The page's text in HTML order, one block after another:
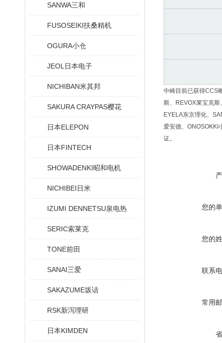
SANWA三和
FUSOSEIKI扶桑精机
OGURA小仓
JEOL日本电子
NICHIBAN米其邦
SAKURA CRAYPAS樱花
日本ELEPON
日本FINTECH
SHOWADENKI昭和电机
NICHIBEI日米
IZUMI DENNETSU泉电热
SERIC索莱克
TONE前田
SANAI三爱
SAKAZUME坂诘
RSK新泻理研
日本KIMDEN
中崎目前已获得CCS
斯、REVOX莱宝克斯
EYELA东京理化、
爱安德、ONOSOKKI
证。
您的
您的
联系
常用